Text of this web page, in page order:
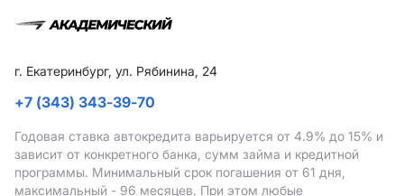
г. Екатеринбург, ул. Рябинина, 24
+7 (343) 343-39-70
Годовая ставка автокредита варьируется от 4.9% до 15% и
зависит от конкретного банка, сумм займа и кредитной
программы. Минимальный срок погашения от 61 дня,
максимальный - 96 месяцев. При этом любые